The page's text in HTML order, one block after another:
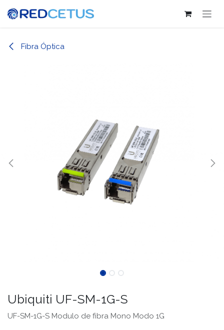
Fibra Óptica
Ubiquiti UF-SM-1G-S
UF-SM-1G-S Modulo de fibra Mono Modo 1G